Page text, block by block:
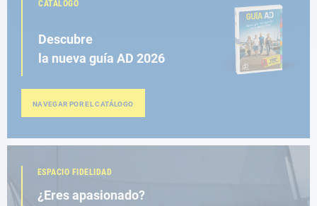
CATÁLOGO
Descubre
la nueva guía AD 2026
NAVEGAR POR EL CATÁLOGO
ESPACIO FIDELIDAD
¿Eres apasionado?